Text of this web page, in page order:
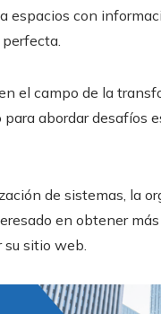
espacios con
el campo de la
abordar desafíos
de sistemas, la
en obtener
sitio web.